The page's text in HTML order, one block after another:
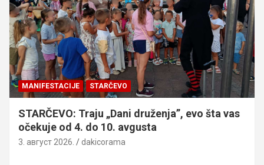
MANIFESTACIJE STARČEVO
STARČEVO: Traju „Dani druženja”, evo šta vas
očekuje od 4. do 10. avgusta
3. август 2026. dakicorama